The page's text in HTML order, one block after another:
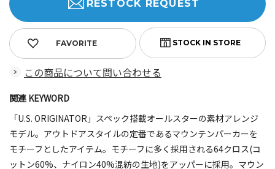
FAVORITE
RESTOCK REQUEST
この商品について問い合わせる
関連 KEYWORD
「U.S. ORIGINATOR」スペック搭載オールスターの素材アレンジ
モデル。アウトドアスタイルの定番であるマウンテンパーカーを
モチーフとしたアイテム。モチーフに多く採用される64クロス(コ
ットン60%、ナイロン40%混紡の生地)をアッパーに採用。マウン